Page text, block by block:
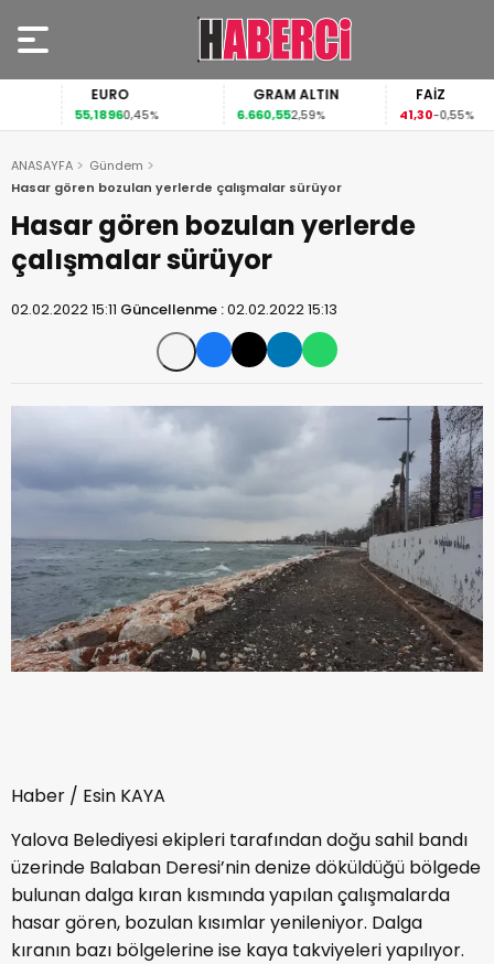
EURO
55,18960,45%
GRAM ALTIN
6.660,552,59%
FAİZ
41,30-0,55%
ANASAYFA
Gündem
Hasar gören bozulan yerlerde çalışmalar sürüyor
Hasar gören bozulan yerlerde
çalışmalar sürüyor
02.02.2022 15:11 Güncellenme :02.02.2022 15:13
Haber / Esin KAYA
Yalova Belediyesi ekipleri tarafından doğu sahil bandı
üzerinde Balaban Deresi’nin denize döküldüğü bölgede
bulunan dalga kıran kısmında yapılan çalışmalarda
hasar gören, bozulan kısımlar yenileniyor. Dalga
kıranın bazı bölgelerine ise kaya takviyeleri yapılıyor.